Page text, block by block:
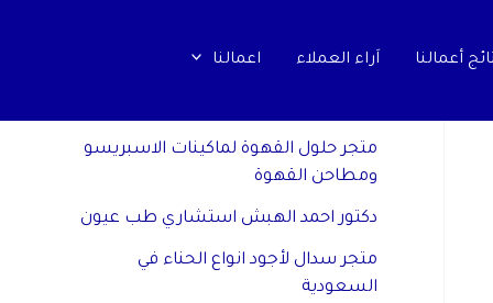
أعمالنا اَراء العملاء اعمالنا
متجر حلول القهوة لماكينات الاسبريسو
ومطاحن القهوة
دكتور احمد الهبش استشاري طب عيون
متجر سدال لأجود انواع الحناء في
السعودية